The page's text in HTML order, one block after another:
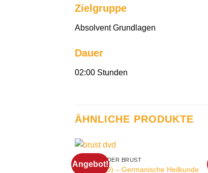
Zielgruppe
Absolvent Grundlagen
Dauer
02:00 Stunden
ÄHNLICHE PRODUKTE
Angebot!
ABFAULEN DER BRUST
Brust (DVD) – Germanische Heilkunde